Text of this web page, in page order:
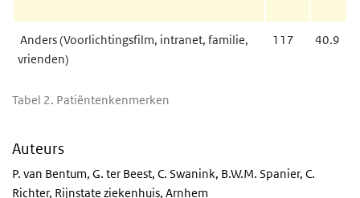
Tabel 2. Patiëntenkenmerken
Anders (Voorlichtingsfilm, intranet, familie,
vrienden)
117 40.9
Auteurs
P. van Bentum, G. ter Beest, C. Swanink, B.W.M. Spanier, C.
Richter, Rijnstate ziekenhuis, Arnhem